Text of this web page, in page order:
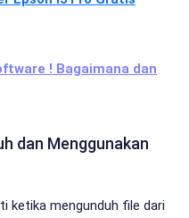
! Bagaimana dan
dan Menggunakan
ketika mengunduh file dari